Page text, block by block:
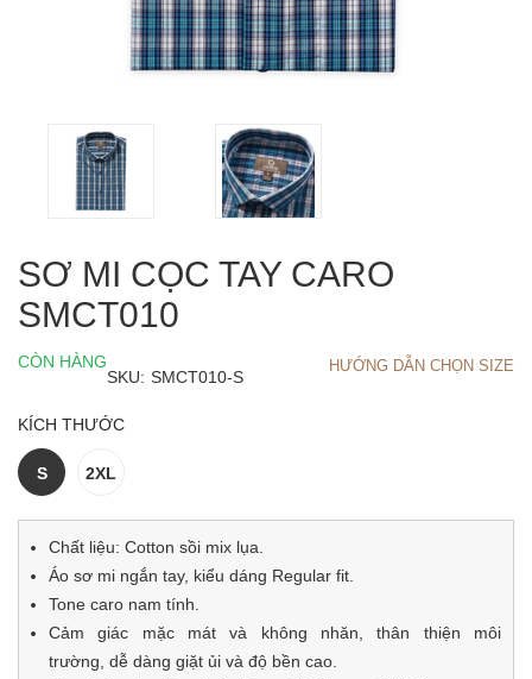
SƠ MI CỌC TAY CARO
SMCT010
CÒN HÀNG HƯỚNG DẪN CHỌN SIZE
SKU: SMCT010-S
KÍCH THƯỚC
S 2XL
Chất liệu: Cotton sồi mix lụa.
Áo sơ mi ngắn tay, kiểu dáng Regular fit.
Tone caro nam tính.
Cảm giác mặc mát và không nhăn, thân thiện môi
trường, dễ dàng giặt ủi và độ bền cao.